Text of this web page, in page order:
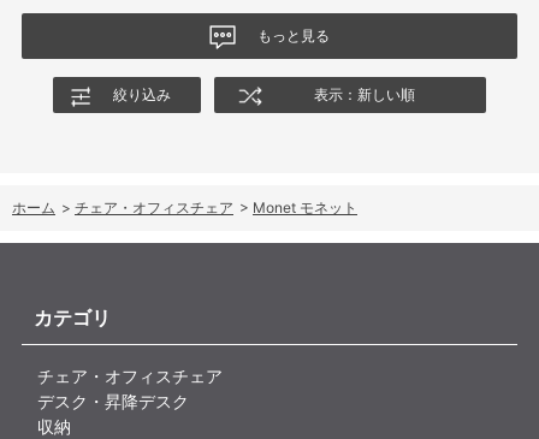
もっと見る
絞り込み 表示：新しい順
ホーム > チェア・オフィスチェア > Monet モネット
カテゴリ
チェア・オフィスチェア
デスク・昇降デスク
収納